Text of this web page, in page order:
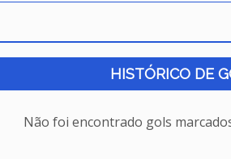
HISTÓRICO DE
Não foi encontrado gols